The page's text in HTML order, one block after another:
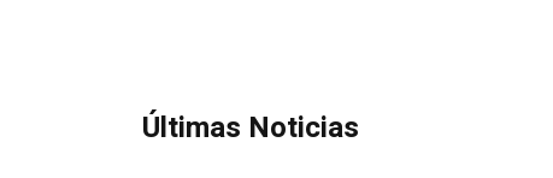
Últimas Noticias